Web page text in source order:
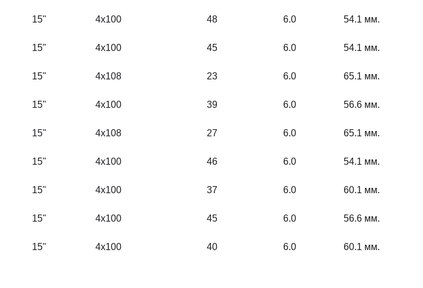
15" 4x100 48 6.0 54.1 мм.
15" 4x100 45 6.0 54.1 мм.
15" 4x108 23 6.0 65.1 мм.
15" 4x100 39 6.0 56.6 мм.
15" 4x108 27 6.0 65.1 мм.
15" 4x100 46 6.0 54.1 мм.
15" 4x100 37 6.0 60.1 мм.
15" 4x100 45 6.0 56.6 мм.
15" 4x100 40 6.0 60.1 мм.